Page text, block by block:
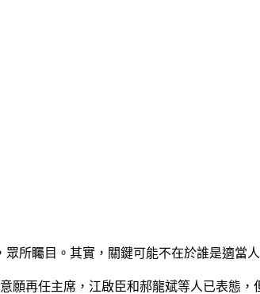
所矚目。其實，關鍵可能不在於誰是適當
願再任主席，江啟臣和郝龍斌等人已表態